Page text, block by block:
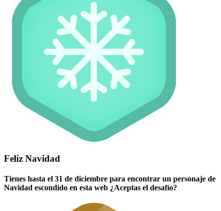
Feliz Navidad
Tienes hasta el 31 de diciembre para encontrar un personaje de
Navidad escondido en esta web ¿Aceptas el desafío?